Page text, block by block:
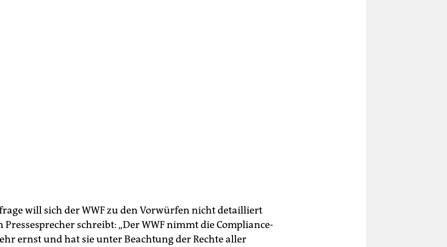
will sich der WWF zu den Vorwürfen nicht detailliert
Pressesprecher schreibt: „Der WWF nimmt die Compliance-
ernst und hat sie unter Beachtung der Rechte aller